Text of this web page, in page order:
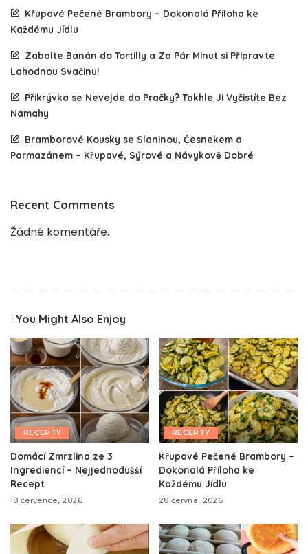
Křupavé Pečené Brambory – Dokonalá Příloha ke
Každému Jídlu
Zabalte Banán do Tortilly a Za Pár Minut si Připravte
Lahodnou Svačinu!
Přikrývka se Nevejde do Pračky? Takhle Ji Vyčistíte Bez
Námahy
Bramborové Kousky se Slaninou, Česnekem a
Parmazánem – Křupavé, Sýrové a Návykově Dobré
Recent Comments
Žádné komentáře.
You Might Also Enjoy
RECEPTY
Domácí Zmrzlina ze 3
Ingrediencí – Nejjednodušší
Recept
18 července, 2026
RECEPTY
Křupavé Pečené Brambory –
Dokonalá Příloha ke
Každému Jídlu
28 června, 2026